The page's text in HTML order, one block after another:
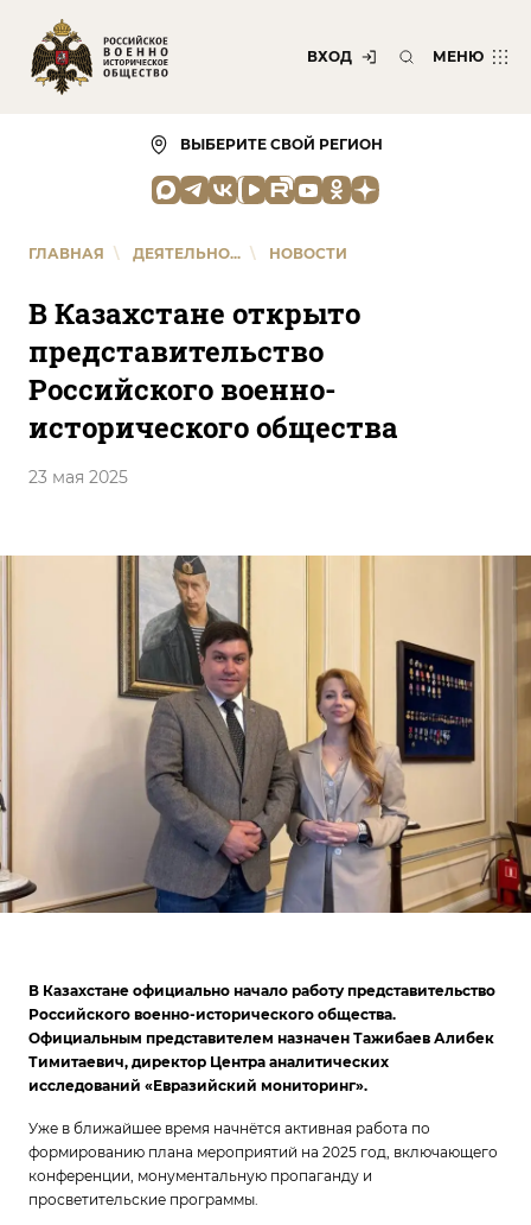
ВХОД МЕНЮ
ВЫБЕРИТЕ СВОЙ РЕГИОН
ГЛАВНАЯ \ ДЕЯТЕЛЬНО... \ НОВОСТИ
В Казахстане открыто
представительство
Российского военно-
исторического общества
23 мая 2025
В Казахстане официально начало работу представительство
Российского военно-исторического общества.
Официальным представителем назначен Тажибаев Алибек
Тимитаевич, директор Центра аналитических
исследований «Евразийский мониторинг».
Уже в ближайшее время начнётся активная работа по
формированию плана мероприятий на 2025 год, включающего
конференции, монументальную пропаганду и
просветительские программы.